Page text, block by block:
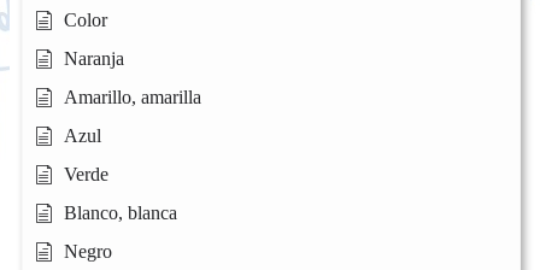
Color
Naranja
Amarillo, amarilla
Azul
Verde
Blanco, blanca
Negro